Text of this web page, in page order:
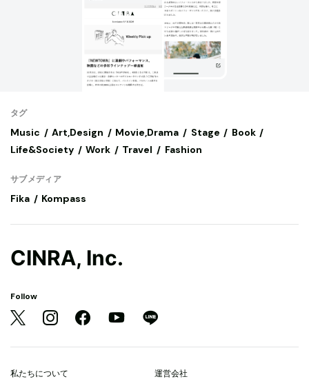
タグ
Music Art,Design Movie,Drama Stage
Book
Life&Society
Work Travel Fashion
サブメディア
Fika Kompass
CINRA, Inc.
Follow
私たちについて 運営会社